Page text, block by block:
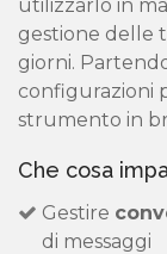
utilizzarlo in
gestione delle
giorni.
configurazioni
strumento in
Che cosa
Gestire
di messaggi